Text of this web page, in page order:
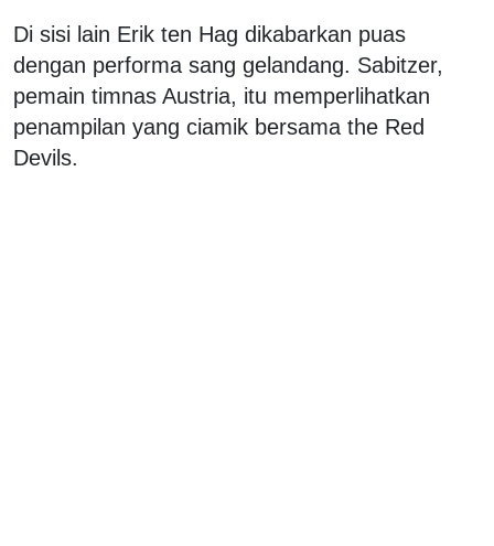
Di sisi lain Erik ten Hag dikabarkan puas
dengan performa sang gelandang. Sabitzer,
pemain timnas Austria, itu memperlihatkan
penampilan yang ciamik bersama the Red
Devils.